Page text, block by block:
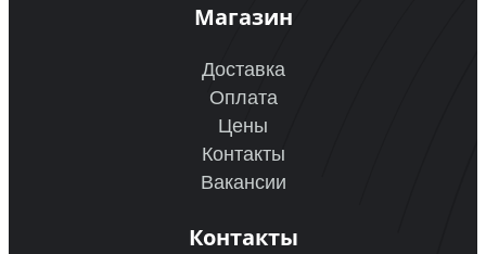
Магазин
Доставка
Оплата
Цены
Контакты
Вакансии
Контакты